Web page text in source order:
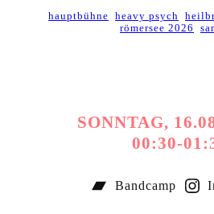
hauptbühne heavy psych
römersee 2026
SONNTAG,
00:30-
Bandcamp